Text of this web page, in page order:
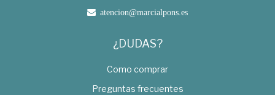
atencion@marcialpons.es
¿DUDAS?
Como comprar
Preguntas frecuentes